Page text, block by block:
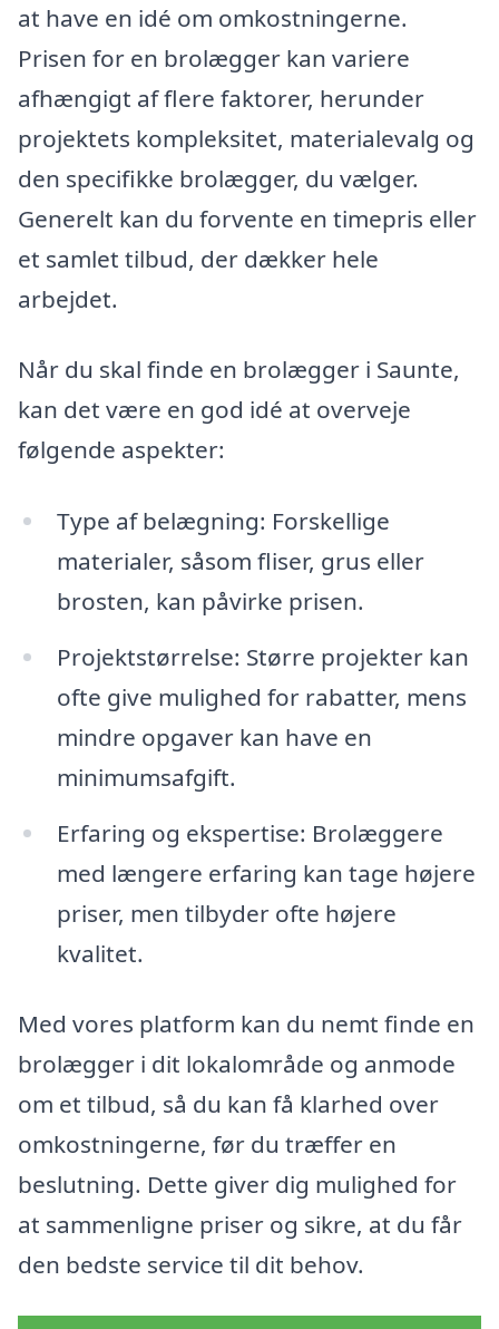
at have en idé om omkostningerne.
Prisen for en brolægger kan variere
afhængigt af flere faktorer, herunder
projektets kompleksitet, materialevalg og
den specifikke brolægger, du vælger.
Generelt kan du forvente en timepris eller
et samlet tilbud, der dækker hele
arbejdet.
Når du skal finde en brolægger i Saunte,
kan det være en god idé at overveje
følgende aspekter:
Type af belægning: Forskellige
materialer, såsom fliser, grus eller
brosten, kan påvirke prisen.
Projektstørrelse: Større projekter kan
ofte give mulighed for rabatter, mens
mindre opgaver kan have en
minimumsafgift.
Erfaring og ekspertise: Brolæggere
med længere erfaring kan tage højere
priser, men tilbyder ofte højere
kvalitet.
Med vores platform kan du nemt finde en
brolægger i dit lokalområde og anmode
om et tilbud, så du kan få klarhed over
omkostningerne, før du træffer en
beslutning. Dette giver dig mulighed for
at sammenligne priser og sikre, at du får
den bedste service til dit behov.